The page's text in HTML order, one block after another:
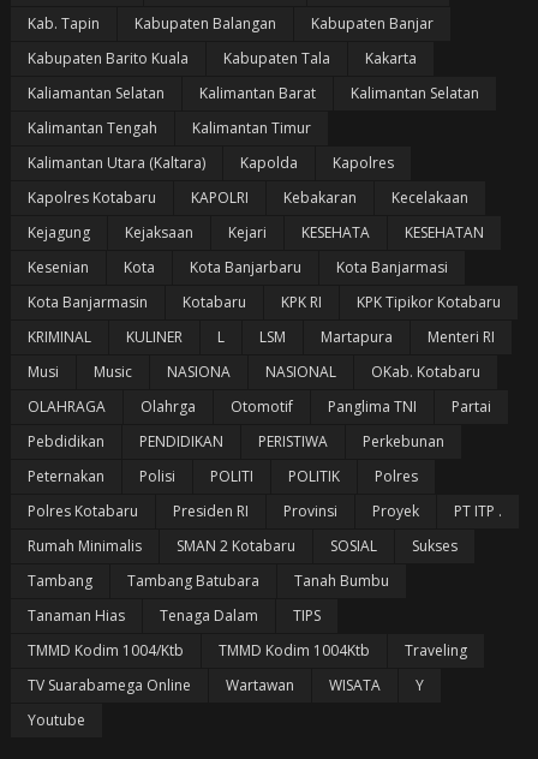
Kab. Tapin
Kabupaten Balangan
Kabupaten Banjar
Kabupaten Barito Kuala
Kabupaten Tala
Kakarta
Kaliamantan Selatan
Kalimantan Barat
Kalimantan Selatan
Kalimantan Tengah
Kalimantan Timur
Kalimantan Utara (Kaltara)
Kapolda
Kapolres
Kapolres Kotabaru
KAPOLRI Kebakaran
Kecelakaan
Kejagung
Kejaksaan Kejari KESEHATA
KESEHATAN
Kesenian
Kota Kota Banjarbaru
Kota Banjarmasi
Kota Banjarmasin
Kotabaru KPK RI
KPK Tipikor Kotabaru
KRIMINAL
KULINER L LSM Martapura
Menteri RI
Musi
Music NASIONA NASIONAL
OKab. Kotabaru
OLAHRAGA
Olahrga Otomotif Panglima TNI
Partai
Pebdidikan
PENDIDIKAN PERISTIWA
Perkebunan
Peternakan
Polisi POLITI POLITIK
Polres
Polres Kotabaru
Presiden RI Provinsi Proyek
PT ITP .
Rumah Minimalis
SMAN 2 Kotabaru SOSIAL
Sukses
Tambang
Tambang Batubara
Tanah Bumbu
Tanaman Hias
Tenaga Dalam
TIPS
TMMD Kodim 1004/Ktb
TMMD Kodim 1004Ktb
Traveling
TV Suarabamega Online
Wartawan WISATA
Y
Youtube